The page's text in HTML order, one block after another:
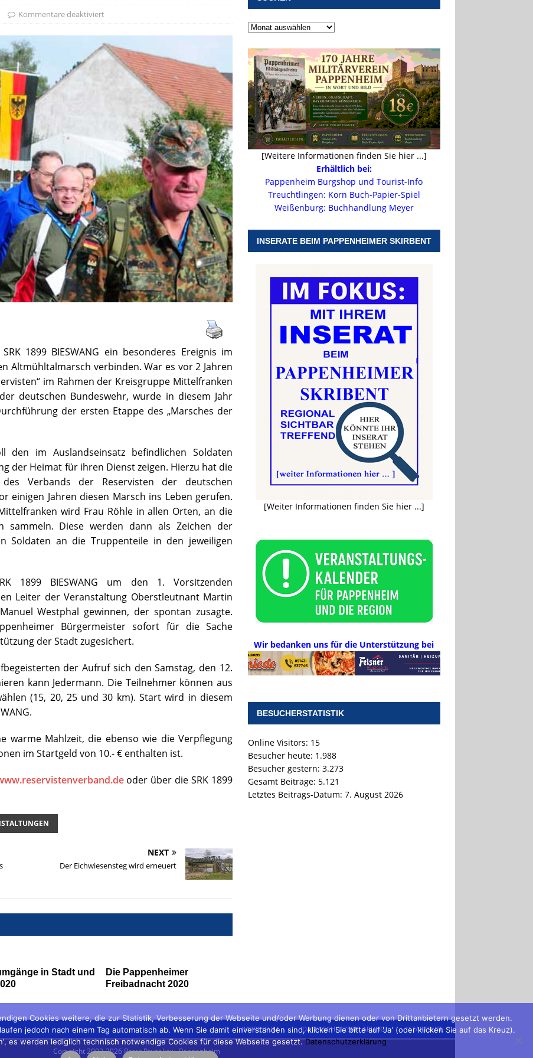
] Kanonendonner und Pappenheimer Marsch für Hubert
]
Sommerabendmusik mit Pop und Musicalklängen in
KIRCHEN
Kommentare deaktiviert
1899 BIESWANG ein besonderes Ereignis im
Altmühltalmarsch verbinden. War es vor 2 Jahren
im Rahmen der Kreisgruppe Mittelfranken
deutschen Bundeswehr, wurde in diesem Jahr
der ersten Etappe des „Marsches der
den im Auslandseinsatz befindlichen Soldaten
der Heimat für ihren Dienst zeigen. Hierzu hat die
des Verbands der Reservisten der deutschen
einigen Jahren diesen Marsch ins Leben gerufen.
wird Frau Röhle in allen Orten, an die
Diese werden dann als Zeichen der
Soldaten an die Truppenteile in den jeweiligen
1899 BIESWANG um den 1. Vorsitzenden
Leiter der Veranstaltung Oberstleutnant Martin
Westphal gewinnen, der spontan zusagte.
Bürgermeister sofort für die Sache
der Stadt zugesichert.
der Aufruf sich den Samstag, den 12.
kann Jedermann. Die Teilnehmer können aus
(15, 20, 25 und 30 km). Start wird in diesem
warme Mahlzeit, die ebenso wie die Verpflegung
im Startgeld von 10.- € enthalten ist.
oder über die SRK 1899
NEXT
Der Eichwiesensteg wird erneuert
in Stadt und
Die Pappenheimer
Freibadnacht 2020
[Weitere Informationen finden Sie hier ...]
Erhältlich bei:
Pappenheim Burgshop und Tourist-Info
Treuchtlingen: Korn Buch-Papier-Spiel
Weißenburg: Buchhandlung Meyer
INSERATE BEIM PAPPENHEIMER SKIRBENT
[Weiter Informationen finden Sie hier ...]
Wir bedanken uns für die Unterstützung bei
BESUCHERSTATISTIK
Online Visitors: 15
Besucher heute: 1.988
Besucher gestern: 3.273
Gesamt Beiträge: 5.121
Letztes Beitrags-Datum: 7. August 2026
IMPRESSUM DATENSCHUTZERKLÄRUNG STARTSEITE
Copyright 2003-2026 Peter Prusakow, Pappenheim
Cookies weitere, die zur Statistik, Verbesserung der Webseite und/oder Werbung dienen oder von Drittanbietern gesetzt werden.
jedoch nach einem Tag automatisch ab. Wenn Sie damit einverstanden sind, klicken Sie bitte auf 'Ja' (oder klicken Sie auf das Kreuz).
es werden lediglich technisch notwendige Cookies für diese Webseite gesetzt.Datenschutzerklärung